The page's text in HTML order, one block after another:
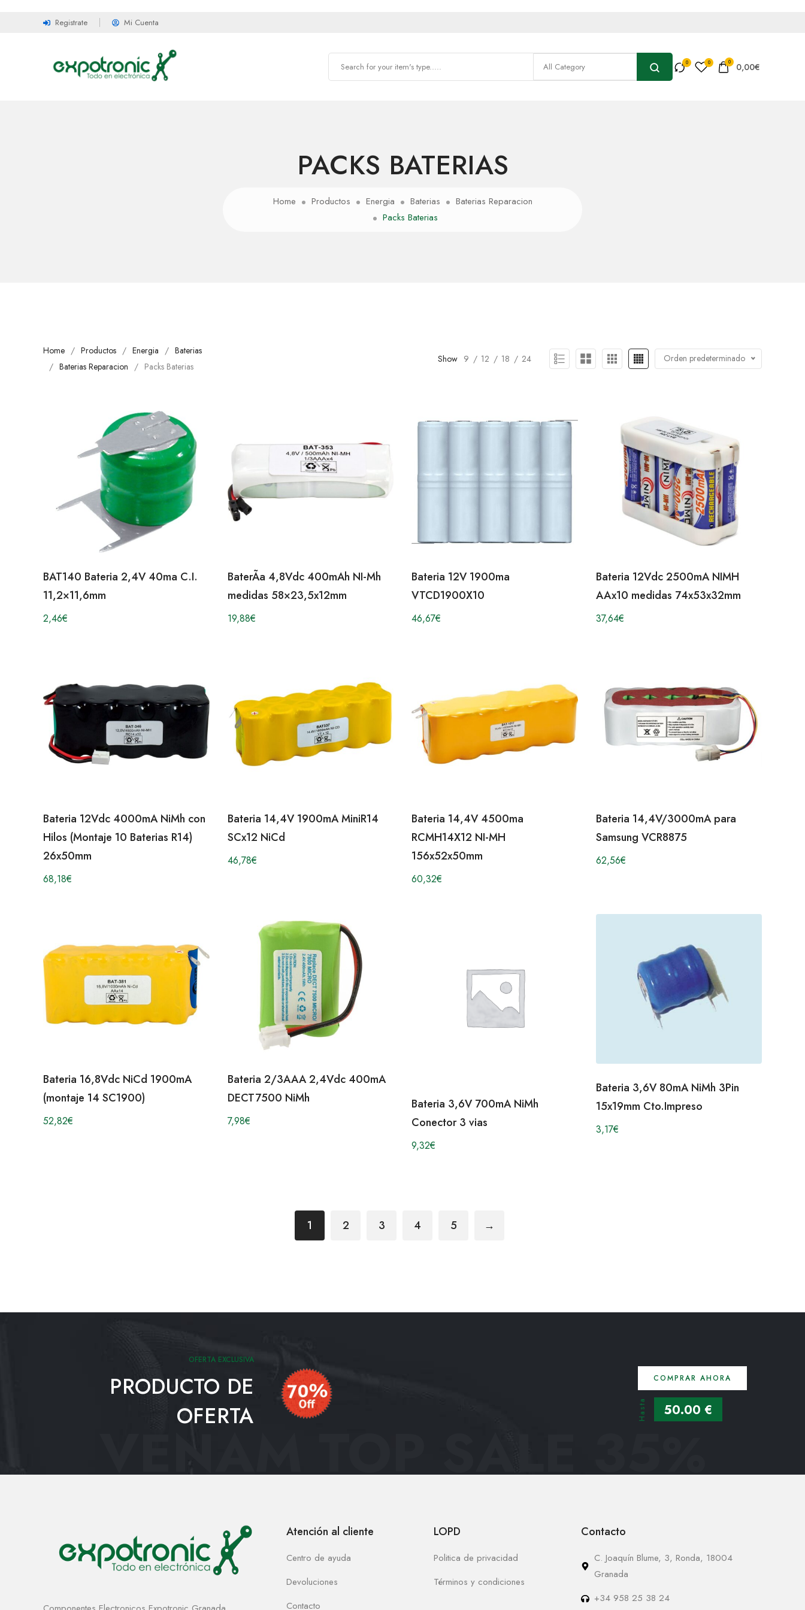
Registrate Mi Cuenta
0 0,00€
PACKS BATERIAS
Home Productos Energia Baterias
Baterias Reparacion
Packs Baterias
Home Productos Energia
Baterias
Baterias Reparacion
Packs Baterias
Show 9 12 18 24 Orden predeterminado
BAT140 Bateria 2,4V 40ma C.I.
11,2×11,6mm
2,46€
BaterÃ­a 4,8Vdc 400mAh NI-Mh
medidas 58×23,5x12mm
19,88€
Bateria 12V 1900ma
VTCD1900X10
46,67€
Bateria 12Vdc 2500mA NIMH
AAx10 medidas 74x53x32mm
37,64€
Bateria 12Vdc 4000mA NiMh con
Hilos (Montaje 10 Baterias R14)
26x50mm
68,18€
Bateria 14,4V 1900mA MiniR14
SCx12 NiCd
46,78€
Bateria 14,4V 4500ma
RCMH14X12 NI-MH
156x52x50mm
60,32€
Bateria 14,4V/3000mA para
Samsung VCR8875
62,56€
Bateria 16,8Vdc NiCd 1900mA
(montaje 14 SC1900)
52,82€
Bateria 2/3AAA 2,4Vdc 400mA
DECT7500 NiMh
7,98€
Bateria 3,6V 700mA NiMh
Conector 3 vias
9,32€
Bateria 3,6V 80mA NiMh 3Pin
15x19mm Cto.Impreso
3,17€
1 2 3 4 5 →
OFERTA EXCLUSIVA
PRODUCTO DE
OFERTA
COMPRAR AHORA
Hasta 50.00 €
VENAM TOP SALE 35%
Atención al cliente
Centro de ayuda
Devoluciones
Contacto
LOPD
Politica de privacidad
Términos y condiciones
Contacto
C. Joaquín Blume, 3, Ronda, 18004
Granada
+34 958 25 38 24